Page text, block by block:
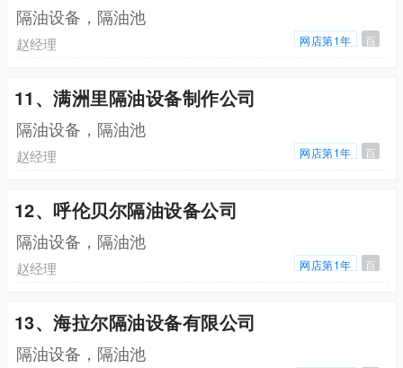
隔油设备，隔油池
赵经理 网店第1年 百
11、满洲里隔油设备制作公司
隔油设备，隔油池
赵经理 网店第1年 百
12、呼伦贝尔隔油设备公司
隔油设备，隔油池
赵经理 网店第1年 百
13、海拉尔隔油设备有限公司
隔油设备，隔油池